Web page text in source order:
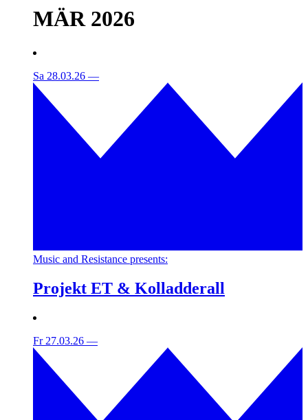
MÄR 2026
Sa 28.03.26 —
Music and Resistance presents:
Projekt ET & Kolladderall
Fr 27.03.26 —